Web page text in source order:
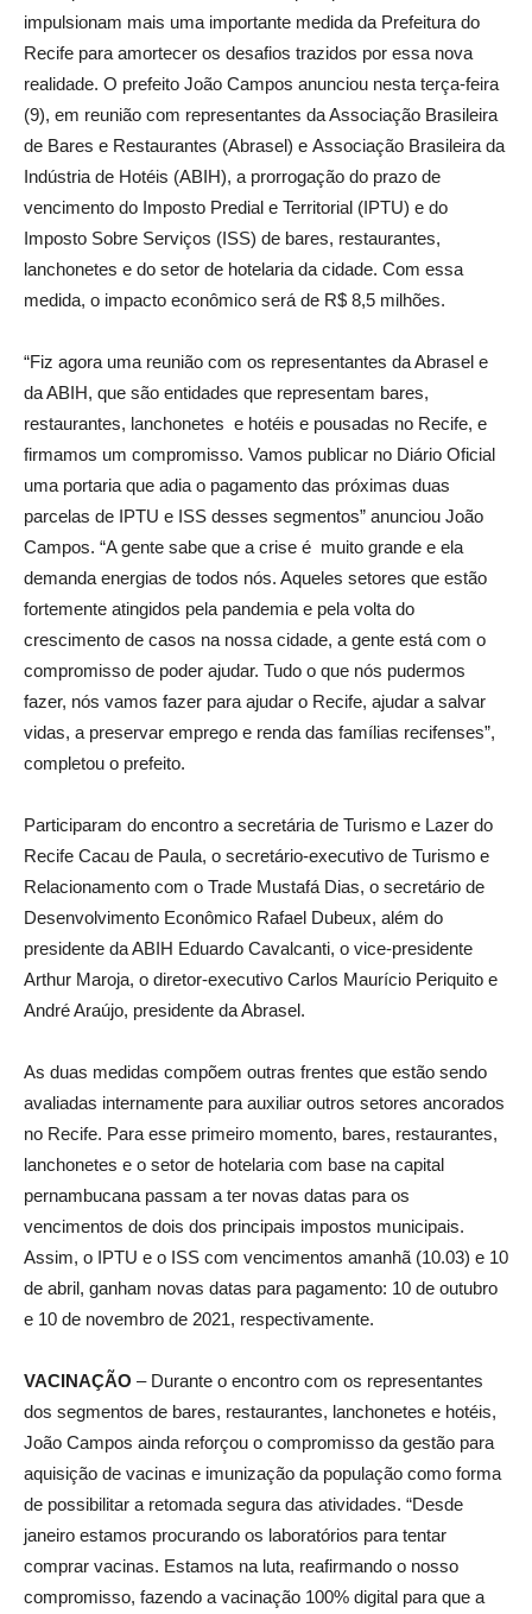
impulsionam mais uma importante medida da Prefeitura do
Recife para amortecer os desafios trazidos por essa nova
realidade. O prefeito João Campos anunciou nesta terça-feira
(9), em reunião com representantes da Associação Brasileira
de Bares e Restaurantes (Abrasel) e Associação Brasileira da
Indústria de Hotéis (ABIH), a prorrogação do prazo de
vencimento do Imposto Predial e Territorial (IPTU) e do
Imposto Sobre Serviços (ISS) de bares, restaurantes,
lanchonetes e do setor de hotelaria da cidade. Com essa
medida, o impacto econômico será de R$ 8,5 milhões.
“Fiz agora uma reunião com os representantes da Abrasel e
da ABIH, que são entidades que representam bares,
restaurantes, lanchonetes e hotéis e pousadas no Recife, e
firmamos um compromisso. Vamos publicar no Diário Oficial
uma portaria que adia o pagamento das próximas duas
parcelas de IPTU e ISS desses segmentos” anunciou João
Campos. “A gente sabe que a crise é muito grande e ela
demanda energias de todos nós. Aqueles setores que estão
fortemente atingidos pela pandemia e pela volta do
crescimento de casos na nossa cidade, a gente está com o
compromisso de poder ajudar. Tudo o que nós pudermos
fazer, nós vamos fazer para ajudar o Recife, ajudar a salvar
vidas, a preservar emprego e renda das famílias recifenses”,
completou o prefeito.
Participaram do encontro a secretária de Turismo e Lazer do
Recife Cacau de Paula, o secretário-executivo de Turismo e
Relacionamento com o Trade Mustafá Dias, o secretário de
Desenvolvimento Econômico Rafael Dubeux, além do
presidente da ABIH Eduardo Cavalcanti, o vice-presidente
Arthur Maroja, o diretor-executivo Carlos Maurício Periquito e
André Araújo, presidente da Abrasel.
As duas medidas compõem outras frentes que estão sendo
avaliadas internamente para auxiliar outros setores ancorados
no Recife. Para esse primeiro momento, bares, restaurantes,
lanchonetes e o setor de hotelaria com base na capital
pernambucana passam a ter novas datas para os
vencimentos de dois dos principais impostos municipais.
Assim, o IPTU e o ISS com vencimentos amanhã (10.03) e 10
de abril, ganham novas datas para pagamento: 10 de outubro
e 10 de novembro de 2021, respectivamente.
VACINAÇÃO – Durante o encontro com os representantes
dos segmentos de bares, restaurantes, lanchonetes e hotéis,
João Campos ainda reforçou o compromisso da gestão para
aquisição de vacinas e imunização da população como forma
de possibilitar a retomada segura das atividades. “Desde
janeiro estamos procurando os laboratórios para tentar
comprar vacinas. Estamos na luta, reafirmando o nosso
compromisso, fazendo a vacinação 100% digital para que a